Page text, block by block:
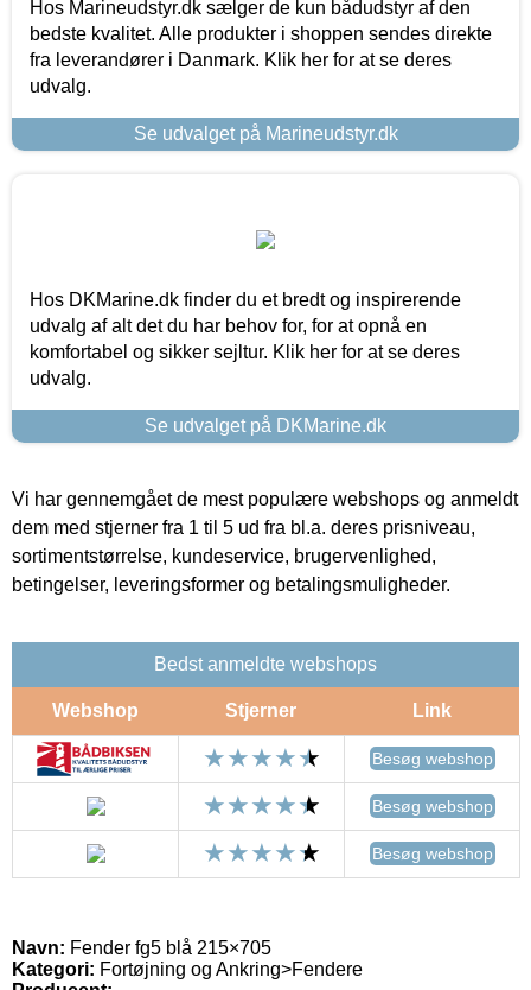
Hos Marineudstyr.dk sælger de kun bådudstyr af den
bedste kvalitet. Alle produkter i shoppen sendes direkte
fra leverandører i Danmark. Klik her for at se deres
udvalg.
Se udvalget på Marineudstyr.dk
Hos DKMarine.dk finder du et bredt og inspirerende
udvalg af alt det du har behov for, for at opnå en
komfortabel og sikker sejltur. Klik her for at se deres
udvalg.
Se udvalget på DKMarine.dk
Vi har gennemgået de mest populære webshops og anmeldt
dem med stjerner fra 1 til 5 ud fra bl.a. deres prisniveau,
sortimentstørrelse, kundeservice, brugervenlighed,
betingelser, leveringsformer og betalingsmuligheder.
Bedst anmeldte webshops
Webshop Stjerner Link
Besøg webshop
Besøg webshop
Besøg webshop
Navn: Fender fg5 blå 215×705
Kategori: Fortøjning og Ankring>Fendere